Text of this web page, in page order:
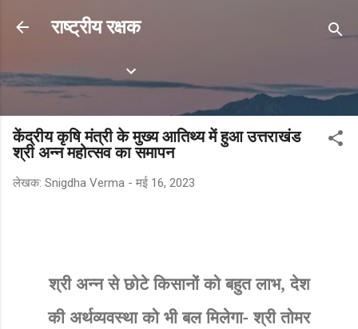
सीधे मुख्य सामग्री पर जाएं
राष्ट्रीय रक्षक
Labels
केंद्रीय कृषि मंत्री के मुख्य आतिथ्य में हुआ उत्तराखंड
श्री अन्न महोत्सव का समापन
लेखक: Snigdha Verma - मई 16, 2023
श्री अन्न से छोटे किसानों को बहुत लाभ, देश
की अर्थव्यवस्था को भी बल मिलेगा- श्री तोमर